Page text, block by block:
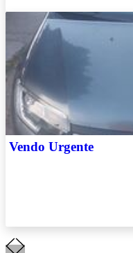
Vendo Urgente